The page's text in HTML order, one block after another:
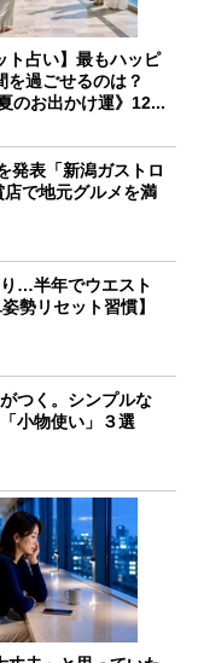
ト占い】最もハッピ
を過ごせるのは？
のお出かけ運》12...
発表「新潟ガストロ
で地元グルメを満
…半年でウエスト
勢リセット習慣】
つく。シンプルな
小物使い」３選